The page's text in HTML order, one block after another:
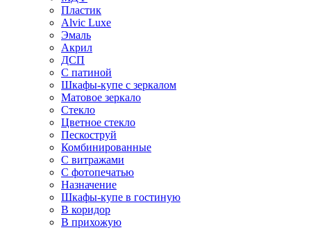
Пластик
Alvic Luxe
Эмаль
Акрил
ДСП
С патиной
Шкафы-купе с зеркалом
Матовое зеркало
Стекло
Цветное стекло
Пескоструй
Комбинированные
С витражами
С фотопечатью
Назначение
Шкафы-купе в гостиную
В коридор
В прихожую